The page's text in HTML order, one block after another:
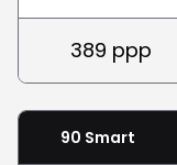
389 ppp
90 Smart